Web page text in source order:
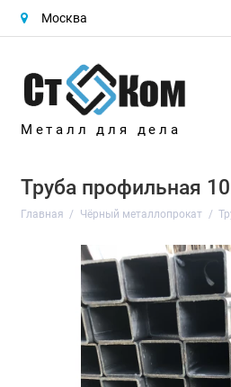
Москва
Металл для дела
Труба профильная
Главная Чёрный металлопрокат